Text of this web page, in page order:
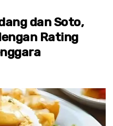
dan Soto,
Rating